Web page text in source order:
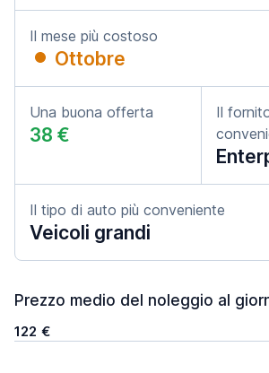
Il mese più costoso
Ottobre
Una buona offerta
38 €
Il
Il tipo di auto più conveniente
Veicoli grandi
Prezzo medio del noleggio al
122 €